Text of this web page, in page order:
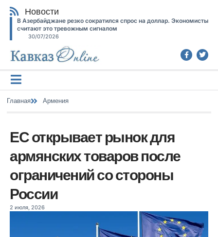
Новости
В Азербайджане резко сократился спрос на доллар. Экономисты
считают это тревожным сигналом
30/07/2026
Главная Армения
ЕС открывает рынок для
армянских товаров после
ограничений со стороны
России
2 июля, 2026